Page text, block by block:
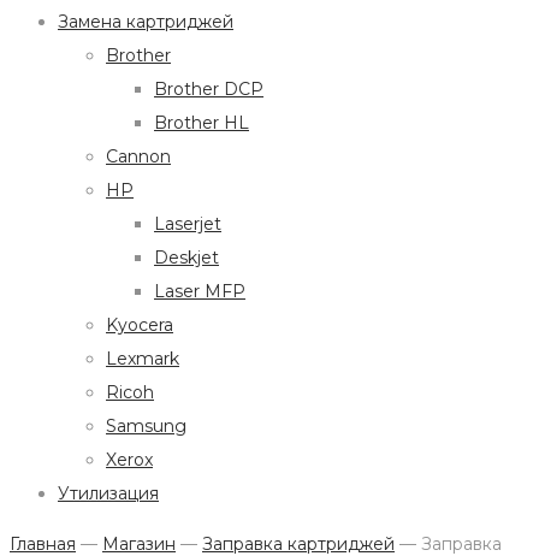
Замена картриджей
Brother
Brother DCP
Brother HL
Cannon
HP
Laserjet
Deskjet
Laser MFP
Kyocera
Lexmark
Ricoh
Samsung
Xerox
Утилизация
Главная — Магазин — Заправка картриджей — Заправка